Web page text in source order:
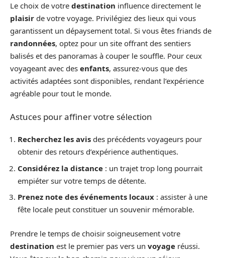
Le choix de votre destination influence directement le
plaisir de votre voyage. Privilégiez des lieux qui vous
garantissent un dépaysement total. Si vous êtes friands de
randonnées, optez pour un site offrant des sentiers
balisés et des panoramas à couper le souffle. Pour ceux
voyageant avec des enfants, assurez-vous que des
activités adaptées sont disponibles, rendant l’expérience
agréable pour tout le monde.
Astuces pour affiner votre sélection
Recherchez les avis des précédents voyageurs pour
obtenir des retours d’expérience authentiques.
Considérez la distance : un trajet trop long pourrait
empiéter sur votre temps de détente.
Prenez note des événements locaux : assister à une
fête locale peut constituer un souvenir mémorable.
Prendre le temps de choisir soigneusement votre
destination est le premier pas vers un voyage réussi.